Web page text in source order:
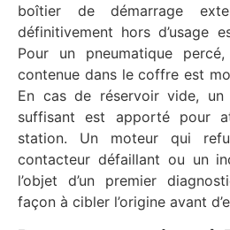
boîtier de démarrage
définitivement hors d’usage
Pour un pneumatique
contenue dans le coffre est
En cas de réservoir vide, un
suffisant est apporté pour
station. Un moteur qui
contacteur défaillant ou un
l’objet d’un premier
façon à cibler l’origine avant